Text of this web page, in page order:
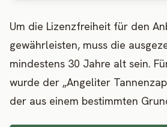
Um die Lizenzfreiheit für den
gewährleisten, muss die
mindestens 30 Jahre alt sein.
wurde der „Angeliter
der aus einem bestimmten